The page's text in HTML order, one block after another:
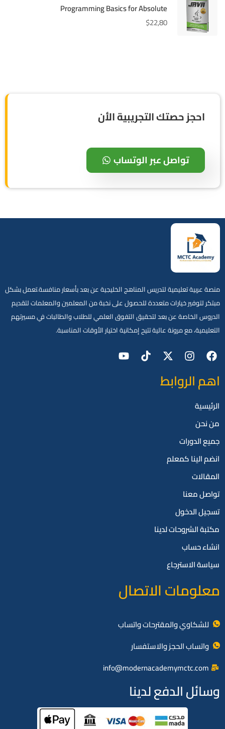
Programming Basics for Absolute
$22,80
احجز حصتك التجريبية الأن
تواصل عبر الوتساب
منصة عربية تعليمية لتدريس المناهج الخليجية عن بعد بأسعار منافسة.تعمل بشكل
مبتكر لتوفير خيارات متعددة للحصول على نخبة من المعلمين والمعلمات لتقديم
الدروس الخاصة عن بعد لتحقيق التفوق العلمي للطلاب والطالبات في مسيرتهم
التعليمية، مع مرونة عالية تتيح إمكانية اختيار الأوقات المناسبة.
اهم الروابط
الرئيسية
من نحن
جميع الدورات
انضم الينا كمعلم
المقالات
تواصل معنا
تسجيل الدخول
مكتبة الشروحات لدينا
انشاء حساب
سياسة الاسترجاع
معلومات الاتصال
للشكاوي والمقترحات واتساب
واتساب الحجز والاستفسار
info@modernacademymctc.com
وسائل الدفع لدينا